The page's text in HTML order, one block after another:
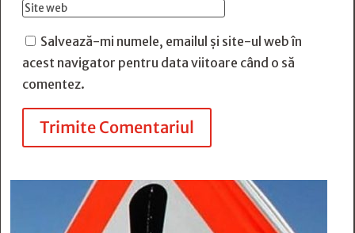
Salvează-mi numele, emailul și site-ul web în
acest navigator pentru data viitoare când o să
comentez.
Trimite Comentariul